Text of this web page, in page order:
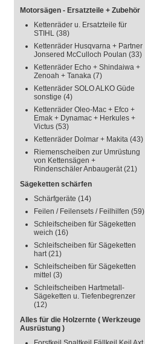
Motorsägen - Ersatzteile + Zubehör
Kettenräder u. Ersatzteile für
STIHL (38)
Kettenräder Husqvarna + Partner
Jonsered McCulloch Poulan (33)
Kettenräder Echo + Shindaiwa +
Zenoah + Tanaka (7)
Kettenräder SOLO ALKO Güde
sonstige (4)
Kettenräder Oleo-Mac + Efco +
Emak + Dynamac + Herkules +
Victus (53)
Kettenräder Dolmar + Makita (43)
Riemenscheiben zur Umrüstung
von Kettensägen +
Rindenschäler Anbaugerät(21)
Sägeketten schärfen
Schärfgeräte (14)
Feilen / Feilensets / Feilhilfen (59)
Schleifscheiben für Sägeketten
weich (16)
Schleifscheiben für Sägeketten
hart(21)
Schleifscheiben für Sägeketten
mittel (3)
Schleifscheiben Hartmetall-
Sägeketten u. Tiefenbegrenzer
(12)
Alles für die Holzernte ( Werkzeuge
Ausrüstung )